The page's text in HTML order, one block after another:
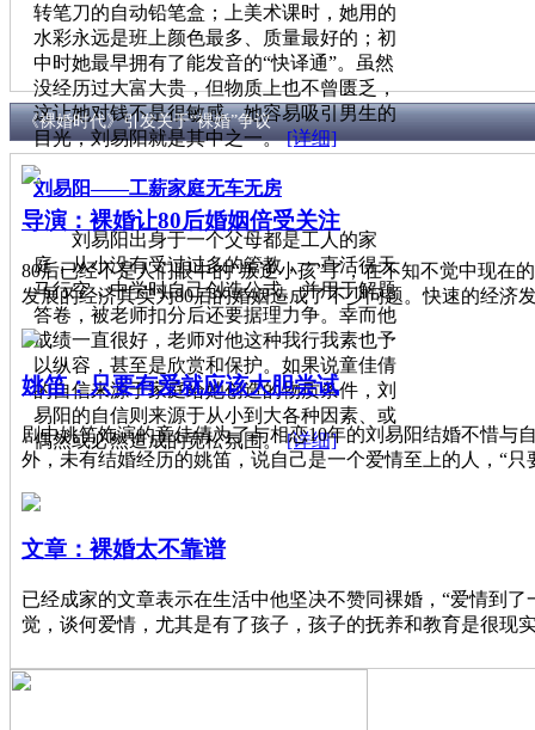
转笔刀的自动铅笔盒；上美术课时，她用的
水彩永远是班上颜色最多、质量最好的；初
中时她最早拥有了能发音的“快译通”。虽然
没经历过大富大贵，但物质上也不曾匮乏，
这让她对钱不是很敏感。她容易吸引男生的
目光，刘易阳就是其中之一。[详细]
刘易阳——工薪家庭无车无房
刘易阳出身于一个父母都是工人的家
庭，从小没有受过过多的管教，一直活得天
马行空，中学时自己创造公式、并用于解题
答卷，被老师扣分后还要据理力争。幸而他
成绩一直很好，老师对他这种我行我素也予
以纵容，甚至是欣赏和保护。如果说童佳倩
的自信来源于家庭给她创造的物质条件，刘
易阳的自信则来源于从小到大各种因素、或
偶然或必然造成的宽松氛围。[详细]
《裸婚时代》引发关于“裸婚”争议
导演：裸婚让80后婚姻倍受关注
80后已经不是人们眼中的“叛逆小孩”了，在不知不觉中现在
发展的经济其实为80后的婚姻造成了不少问题。快速的经
姚笛：只要有爱就应该大胆尝试
剧中姚笛饰演的童佳倩为了与相恋10年的刘易阳结婚不惜与
外，未有结婚经历的姚笛，说自己是一个爱情至上的人，“
文章：裸婚太不靠谱
已经成家的文章表示在生活中他坚决不赞同裸婚，“爱情到
觉，谈何爱情，尤其是有了孩子，孩子的抚养和教育是很现